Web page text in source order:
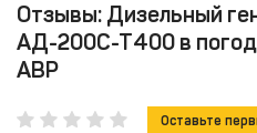
Отзывы: Дизельный
АД-200С-Т400 в
АВР
Оставьте